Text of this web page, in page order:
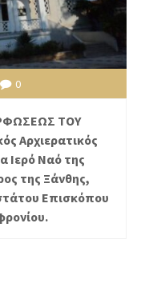
0
ΤΟΥ
Αρχιερατικός
Ιερό Ναό της
της Ξάνθης,
Επισκόπου